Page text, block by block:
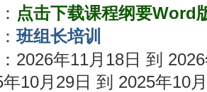
点击下载课程纲要Word
班组长培训
2026年11月18日 到
年10月29日 到 2025年10